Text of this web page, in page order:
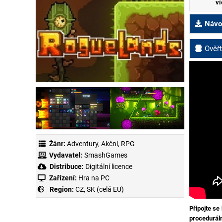
Žánr: Adventury, Akční, RPG
Vydavatel: SmashGames
Distribuce: Digitální licence
Zařízení: Hra na PC
Region: CZ, SK (celá EU)
Připojte se